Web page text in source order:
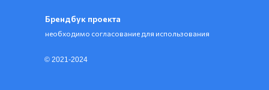
© 2021-2024
Брендбук проекта
необходимо согласование для использования